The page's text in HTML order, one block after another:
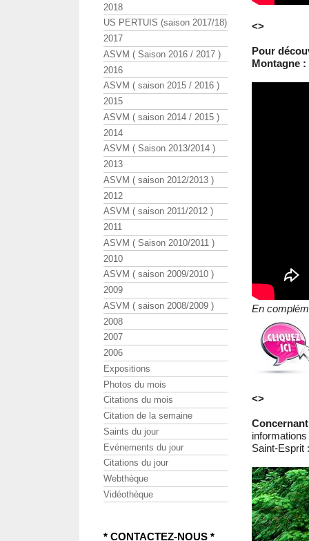
<>
Pour
Montagne :
En
<>
Saint-Esprit :
2018
US PERTUIS (saison 2017/18)
2017
ASVM ( Saison 2016 / 2017 )
2016
ASVM ( saison 2015 / 2016 )
2015
ASVM ( saison 2014 / 2015 )
2014
ASVM ( Saison 2013/2014 )
2013
ASVM ( saison 2012/2013 )
2012
ASVM ( saison 2011/2012 )
2011
ASVM ( Saison 2010/2011 )
2010
ASVM ( saison 2009/2010 )
2009
ASVM ( saison 2008/2009 )
2008
2007
2006
Expositions
Photos du mois
Citations du mois
Citation de la semaine
Saints du jour
Evénements du jour
Citations du jour
Webthèque
Vidéothèque
* CONTACTEZ-NOUS *